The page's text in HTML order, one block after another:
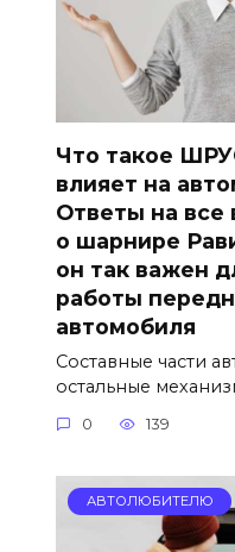
Что такое
влияет на
Ответы на все
о шарнире
он так важен
работы
автомобиля
Составные части
остальные
0 139
АВТОЛЮБИТЕЛЮ